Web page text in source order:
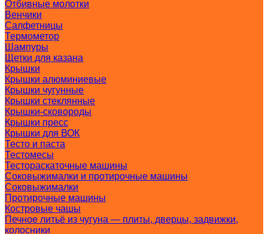
Отбивные молотки
Венчики
Салфетницы
Термометор
Шампуры
Щетки для казана
Крышки
Крышки алюминиевые
Крышки чугунные
Крышки стеклянные
Крышки-сковороды
Крышки пресс
Крышки для ВОК
Тесто и паста
Тестомесы
Тестораскаточные машины
Соковыжималки и протирочные машины
Соковыжималки
Протирочные машины
Костровые чашы
Печное литьё из чугуна — плиты, дверцы, задвижки,
колосники